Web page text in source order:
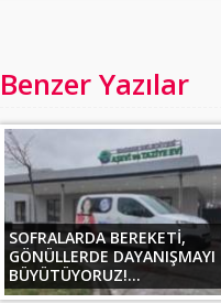
Benzer Yazılar
SOFRALARDA BEREKETİ,
GÖNÜLLERDE DAYANIŞMAYI
BÜYÜTÜYORUZ!...